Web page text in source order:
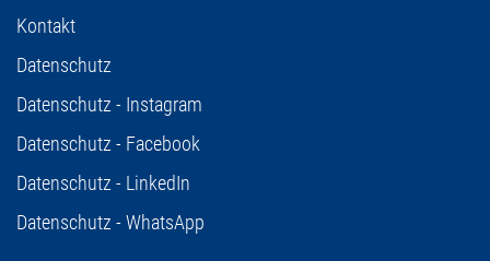
Kontakt
Datenschutz
Datenschutz - Instagram
Datenschutz - Facebook
Datenschutz - LinkedIn
Datenschutz - WhatsApp